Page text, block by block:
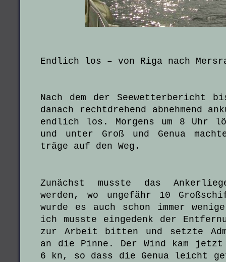
Endlich los – von Riga nach
Nach dem der Seewetterbericht
danach rechtdrehend abnehmend
endlich los. Morgens um 8 Uhr
und unter Groß und Genua
träge auf den Weg.
Zunächst musste das
werden, wo ungefähr 10
wurde es auch schon immer
ich musste eingedenk der
zur Arbeit bitten und setzte
an die Pinne. Der Wind kam
6 kn, so dass die Genua leicht